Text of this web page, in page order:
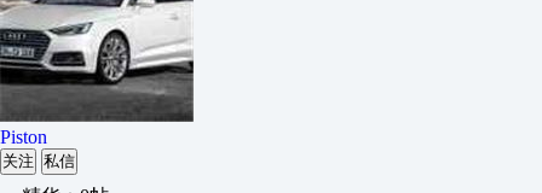
Piston
关注 私信